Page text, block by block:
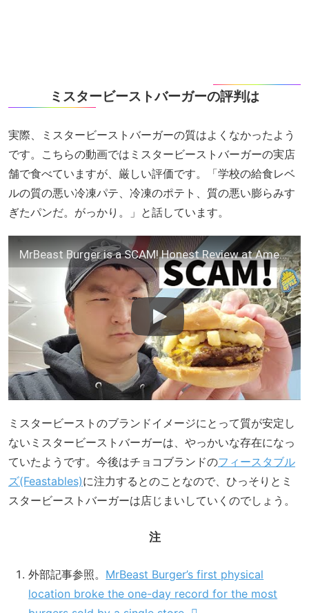
ミスタービーストバーガーの評判は
実際、ミスタービーストバーガーの質はよくなかったよう
です。こちらの動画ではミスタービーストバーガーの実店
舗で食べていますが、厳しい評価です。「学校の給食レベ
ルの質の悪い冷凍パテ、冷凍のポテト、質の悪い膨らみす
ぎたパンだ。がっかり。」と話しています。
MrBeast Burger is a SCAM! Honest Review at American Dream Mall
ミスタービーストのブランドイメージにとって質が安定し
ないミスタービーストバーガーは、やっかいな存在になっ
ていたようです。今後はチョコブランドのフィースタブル
ズ(Feastables)に注力するとのことなので、ひっそりとミ
スタービーストバーガーは店じまいしていくのでしょう。
注
外部記事参照。 MrBeast Burger’s first physical
location broke the one-day record for the most